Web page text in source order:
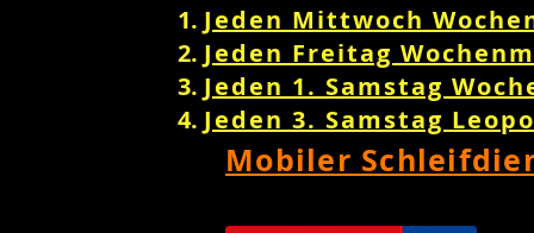
Jeden Mittwoch
Jeden Freitag
Jeden 1. Samstag
Jeden 3. Samstag
Mobiler